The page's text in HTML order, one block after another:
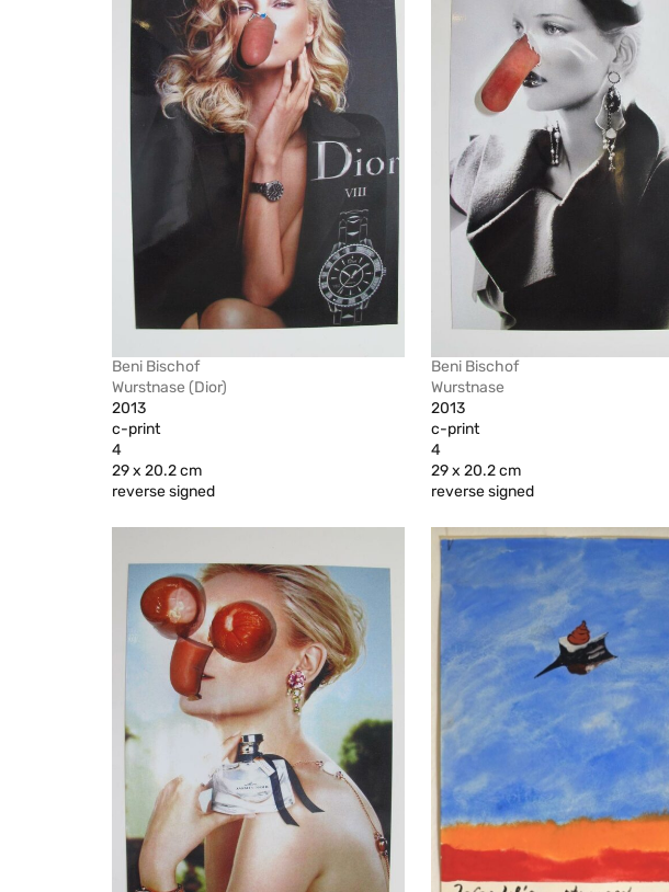
Beni Bischof
Wurstnase (Dior)
2013
c-print
4
29 x 20.2 cm
reverse signed
Beni Bischof
Wurstnase
2013
c-print
4
29 x 20.2 cm
reverse signed